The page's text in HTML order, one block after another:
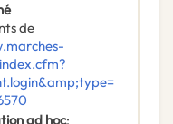
de
ad hoc: